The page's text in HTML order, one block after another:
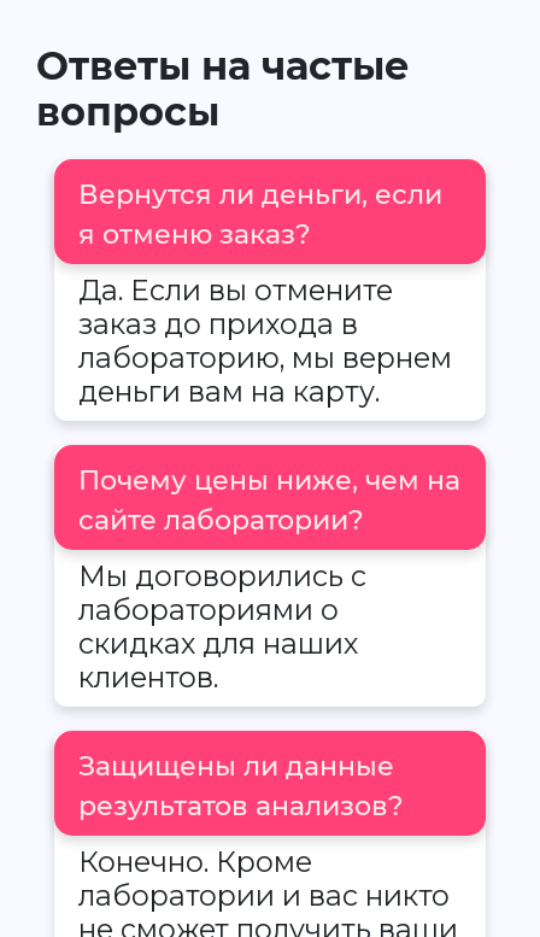
Ответы на частые
вопросы
Вернутся ли деньги, если
я отменю заказ?
Да. Если вы отмените
заказ до прихода в
лабораторию, мы вернем
деньги вам на карту.
Почему цены ниже, чем на
сайте лаборатории?
Мы договорились с
лабораториями о
скидках для наших
клиентов.
Защищены ли данные
результатов анализов?
Конечно. Кроме
лаборатории и вас никто
не сможет получить ваши